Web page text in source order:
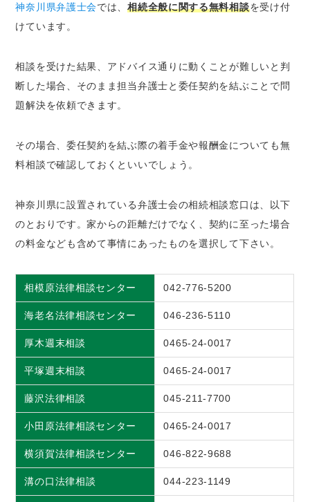
神奈川県弁護士会では、相続全般に関する無料相談を受け付
けています。
相談を受けた結果、アドバイス通りに動くことが難しいと判
断した場合、そのまま担当弁護士と委任契約を結ぶことで問
題解決を依頼できます。
その場合、委任契約を結ぶ際の着手金や報酬金についても無
料相談で確認しておくといいでしょう。
神奈川県に設置されている弁護士会の相続相談窓口は、以下
のとおりです。家からの距離だけでなく、契約に至った場合
の料金なども含めて事情にあったものを選択して下さい。
相模原法律相談センター 042-776-5200
海老名法律相談センター 046-236-5110
厚木週末相談 0465-24-0017
平塚週末相談 0465-24-0017
藤沢法律相談 045-211-7700
小田原法律相談センター 0465-24-0017
横須賀法律相談センター 046-822-9688
溝の口法律相談 044-223-1149